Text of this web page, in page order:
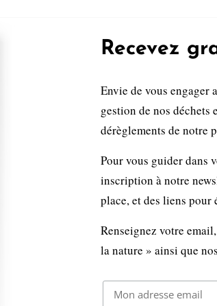
Recevez
Envie de vous engager
gestion de nos déchets
dérèglements de notre
Pour vous guider dans
inscription à notre
place, et des liens
Renseignez votre
la nature » ainsi que